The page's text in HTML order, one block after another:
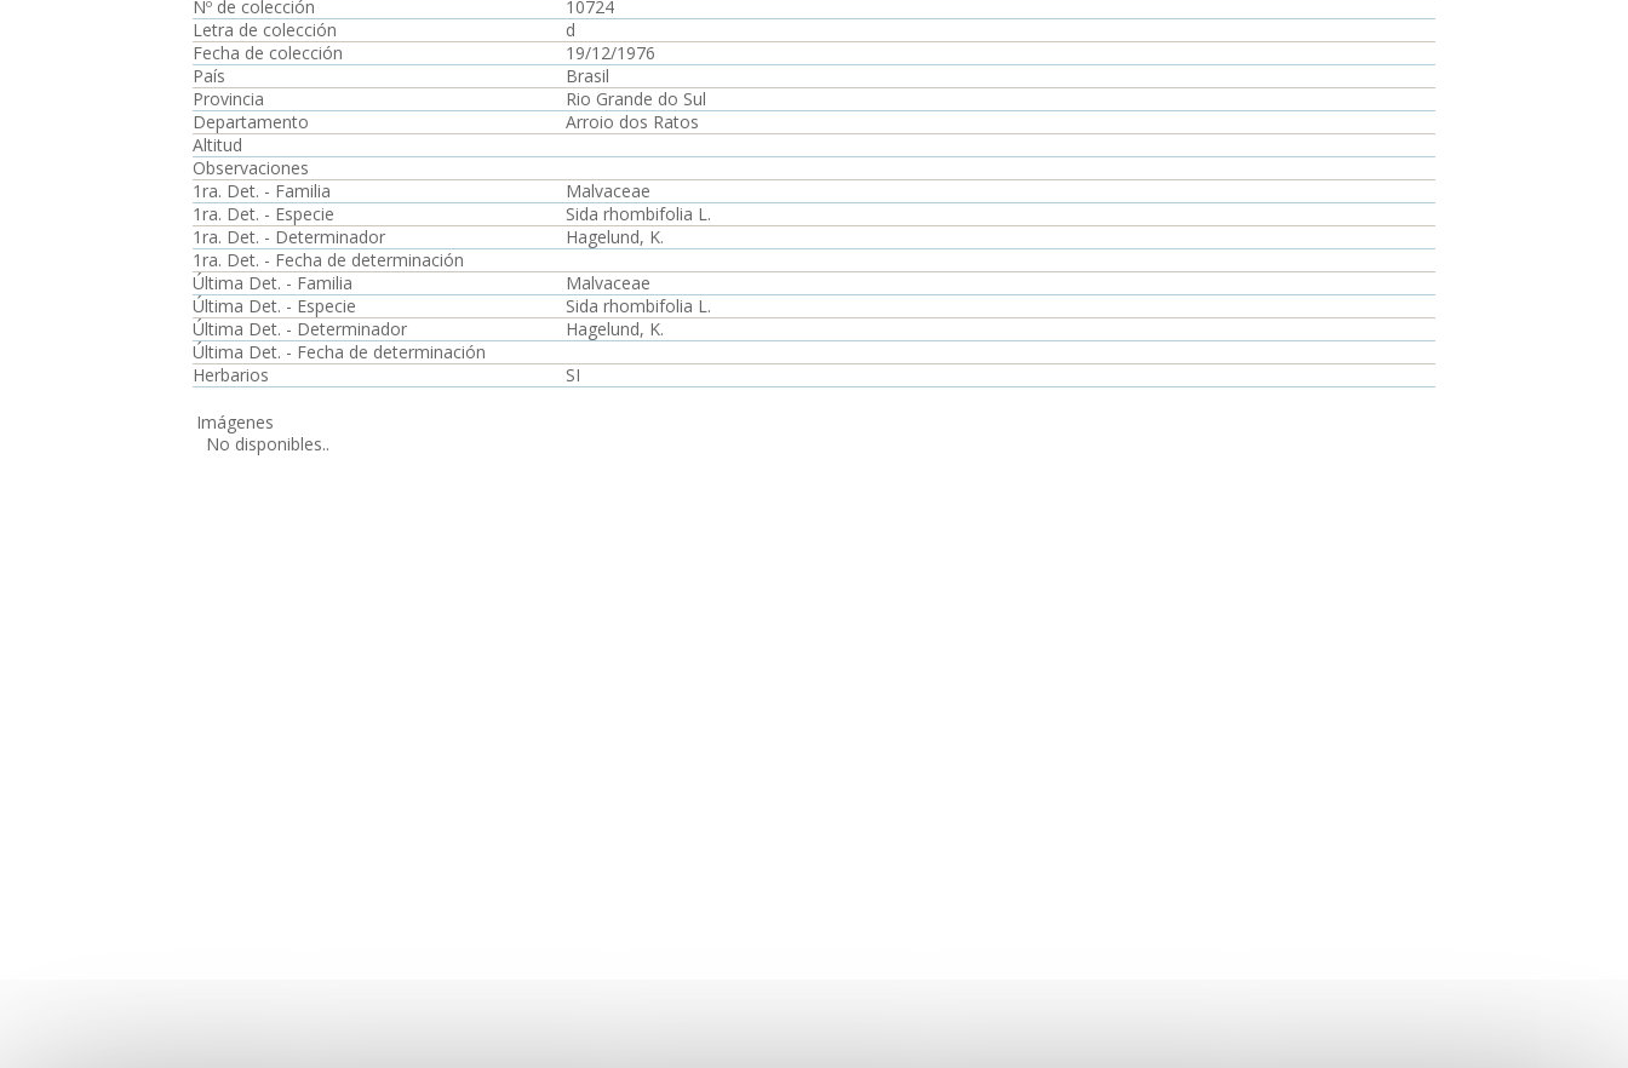
Nº de colección
10724
Letra de colección
d
Fecha de colección
19/12/1976
País
Brasil
Provincia
Rio Grande do Sul
Departamento
Arroio dos Ratos
Altitud
Observaciones
1ra. Det. - Familia
Malvaceae
1ra. Det. - Especie
Sida rhombifolia L.
1ra. Det. - Determinador
Hagelund, K.
1ra. Det. - Fecha de determinación
Última Det. - Familia
Malvaceae
Última Det. - Especie
Sida rhombifolia L.
Última Det. - Determinador
Hagelund, K.
Última Det. - Fecha de determinación
Herbarios
SI
Imágenes
No disponibles..